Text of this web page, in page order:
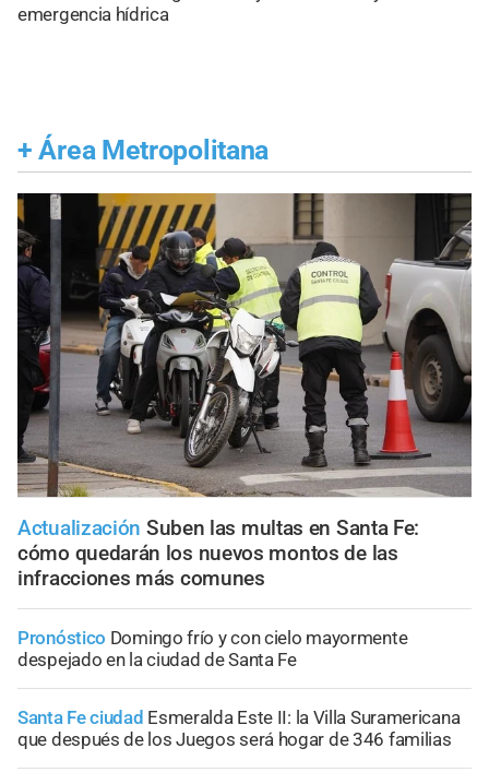
emergencia hídrica
+ Área Metropolitana
Actualización Suben las multas en Santa Fe:
cómo quedarán los nuevos montos de las
infracciones más comunes
Pronóstico Domingo frío y con cielo mayormente
despejado en la ciudad de Santa Fe
Santa Fe ciudad Esmeralda Este II: la Villa Suramericana
que después de los Juegos será hogar de 346 familias